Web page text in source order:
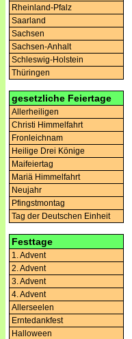
Rheinland-Pfalz
Saarland
Sachsen
Sachsen-Anhalt
Schleswig-Holstein
Thüringen
gesetzliche Feiertage
Allerheiligen
Christi Himmelfahrt
Fronleichnam
Heilige Drei Könige
Maifeiertag
Mariä Himmelfahrt
Neujahr
Pfingstmontag
Tag der Deutschen Einheit
Festtage
1. Advent
2. Advent
3. Advent
4. Advent
Allerseelen
Erntedankfest
Halloween